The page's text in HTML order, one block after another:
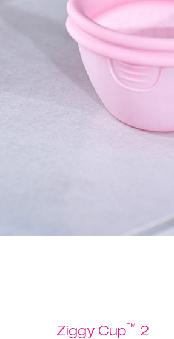
Ziggy Cup™ 2